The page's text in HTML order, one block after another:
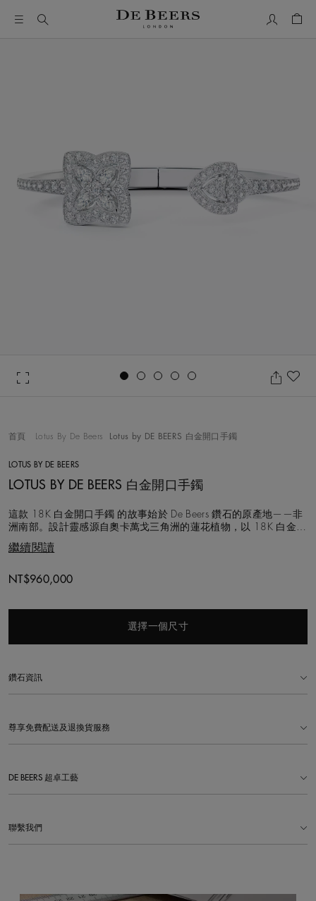
首頁 Lotus By De Beers Lotus by DE BEERS 白金開口手鐲
LOTUS BY DE BEERS
LOTUS BY DE BEERS 白金開口手鐲
這款 18K 白金開口手鐲 的故事始於 De Beers 鑽石的原產地——非
洲南部。設計靈感源自奧卡萬戈三角洲的蓮花植物，以 18K 白金精
總重量約 2.52 克拉，呈現流光溢彩、比例和諧的立體美感。 每顆
繼續閱讀
Original price
NT$960,000
選擇一個尺寸
鑽石資訊
尊享免費配送及退換貨服務
DE BEERS 超卓工藝
聯繫我們